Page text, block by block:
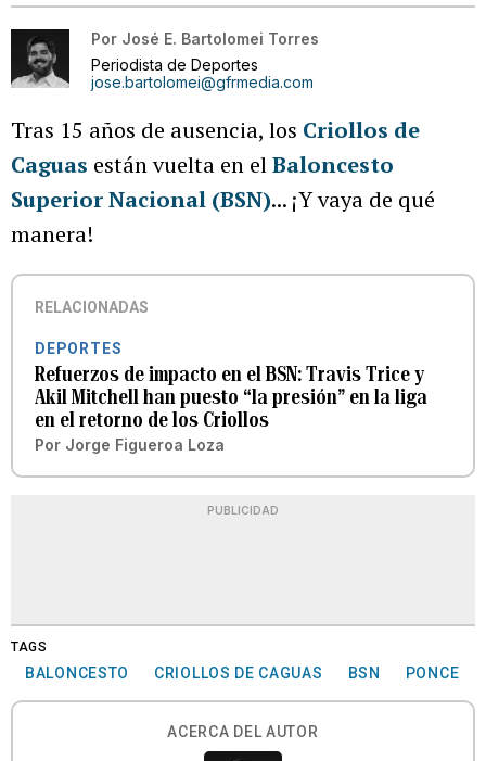
Por José E. Bartolomei Torres
Periodista de Deportes
jose.bartolomei@gfrmedia.com
Tras 15 años de ausencia, los Criollos de
Caguas están vuelta en elBaloncesto
Superior Nacional (BSN)... ¡Y vaya de qué
manera!
RELACIONADAS
DEPORTES
Refuerzos de impacto en el BSN: Travis Trice y
Akil Mitchell han puesto “la presión” en la liga
en el retorno de los Criollos
Por Jorge Figueroa Loza
PUBLICIDAD
TAGS
BALONCESTO CRIOLLOS DE CAGUAS BSN PONCE
ACERCA DEL AUTOR